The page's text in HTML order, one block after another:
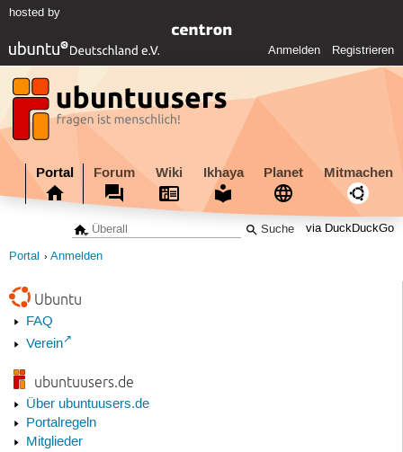
hosted by
Anmelden Registrieren
Portal Forum Wiki Ikhaya Planet Mitmachen
via DuckDuckGo
Portal Anmelden
Ubuntu
FAQ
Verein
ubuntuusers.de
Über ubuntuusers.de
Portalregeln
Mitglieder